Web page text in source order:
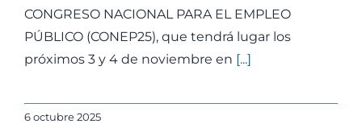
CONGRESO NACIONAL PARA EL EMPLEO
PÚBLICO (CONEP25), que tendrá lugar los
próximos 3 y 4 de noviembre en [...]
6 octubre 2025